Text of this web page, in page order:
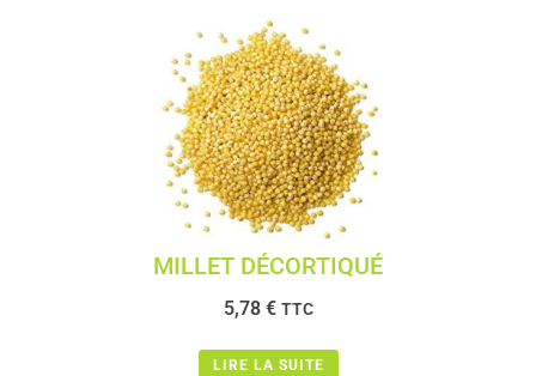
MILLET DÉCORTIQUÉ
5,78 € TTC
LIRE LA SUITE